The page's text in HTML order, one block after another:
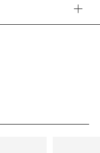
後押しするアイテ
ゼントに。フタ正
とつだけの特別なリ
】の発送となりま
始・ゴールデンウィ
対応がお休みとな